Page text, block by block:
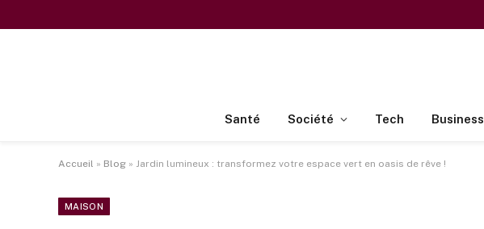
Santé Société Tech Business
Accueil » Blog » Jardin lumineux : transformez votre espace vert en oasis de rêve !
MAISON